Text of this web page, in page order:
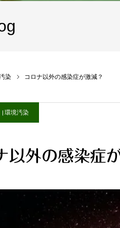
染 コロナ以外の感染症が激減？
環境汚染
以外の感染症